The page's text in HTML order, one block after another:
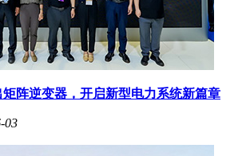
矩阵逆变器，开启新型电力系统新篇章
03